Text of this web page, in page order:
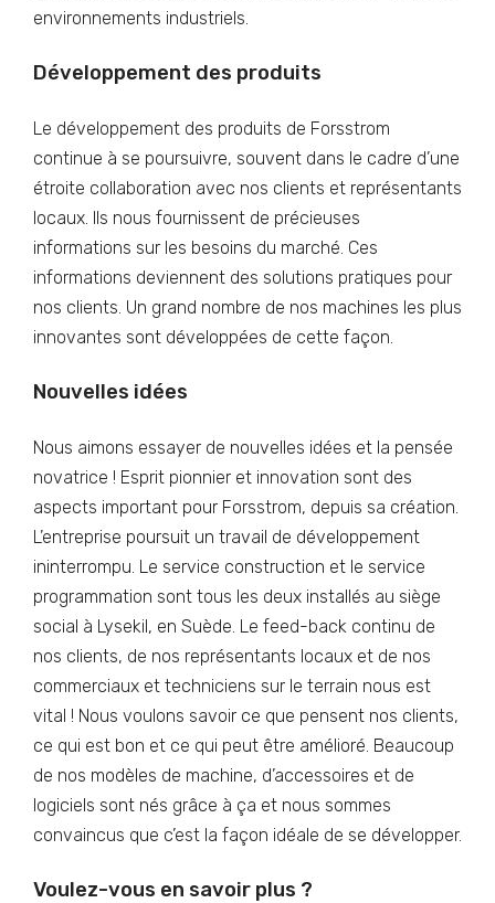
environnements industriels.
Développement des produits
Le développement des produits de Forsstrom
continue à se poursuivre, souvent dans le cadre d’une
étroite collaboration avec nos clients et représentants
locaux. Ils nous fournissent de précieuses
informations sur les besoins du marché. Ces
informations deviennent des solutions pratiques pour
nos clients. Un grand nombre de nos machines les plus
innovantes sont développées de cette façon.
Nouvelles idées
Nous aimons essayer de nouvelles idées et la pensée
novatrice ! Esprit pionnier et innovation sont des
aspects important pour Forsstrom, depuis sa création.
L’entreprise poursuit un travail de développement
ininterrompu. Le service construction et le service
programmation sont tous les deux installés au siège
social à Lysekil, en Suède. Le feed-back continu de
nos clients, de nos représentants locaux et de nos
commerciaux et techniciens sur le terrain nous est
vital ! Nous voulons savoir ce que pensent nos clients,
ce qui est bon et ce qui peut être amélioré. Beaucoup
de nos modèles de machine, d’accessoires et de
logiciels sont nés grâce à ça et nous sommes
convaincus que c’est la façon idéale de se développer.
Voulez-vous en savoir plus ?